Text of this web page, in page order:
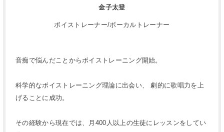
金子太登
ボイストレーナー/ボーカルトレーナー
音痴で悩んだことからボイストレーニング開始。
科学的なボイストレーニング理論に出会い、 劇的に歌唱力を上
げることに成功。
その経験から現在では、月400人以上の生徒にレッスンをしてい